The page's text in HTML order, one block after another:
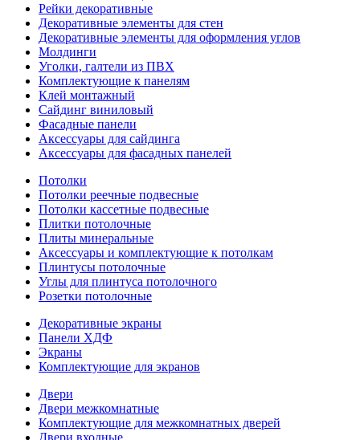
Рейки декоративные
Декоративные элементы для стен
Декоративные элементы для оформления углов
Молдинги
Уголки, галтели из ПВХ
Комплектующие к панелям
Клей монтажный
Сайдинг виниловый
Фасадные панели
Аксессуары для сайдинга
Аксессуары для фасадных панелей
Потолки
Потолки реечные подвесные
Потолки кассетные подвесные
Плитки потолочные
Плиты минеральные
Аксессуары и комплектующие к потолкам
Плинтусы потолочные
Углы для плинтуса потолочного
Розетки потолочные
Декоративные экраны
Панели ХДФ
Экраны
Комплектующие для экранов
Двери
Двери межкомнатные
Комплектующие для межкомнатных дверей
Двери входные